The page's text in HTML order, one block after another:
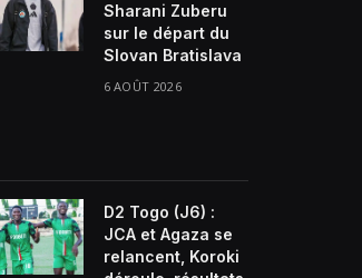
Sharani Zuberu
sur le départ du
Slovan Bratislava
6 AOÛT 2026
D2 Togo (J6) :
JCA et Agaza se
relancent, Koroki